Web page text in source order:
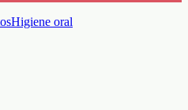
Higiene oral